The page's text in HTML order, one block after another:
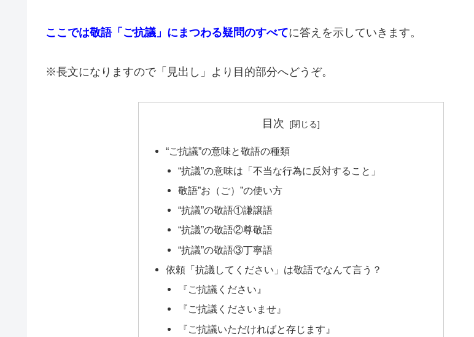
ここでは敬語「ご抗議」にまつわる疑問のすべてに答えを示していきます。
※長文になりますので「見出し」より目的部分へどうぞ。
目次
“ご抗議”の意味と敬語の種類
“抗議”の意味は「不当な行為に反対すること」
敬語”お（ご）”の使い方
“抗議”の敬語①謙譲語
“抗議”の敬語②尊敬語
“抗議”の敬語③丁寧語
依頼「抗議してください」は敬語でなんて言う？
『ご抗議ください』
『ご抗議くださいませ』
『ご抗議いただければと存じます』